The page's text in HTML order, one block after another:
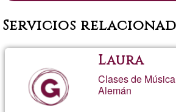
Servicios
Laura
Clases de
Alemán